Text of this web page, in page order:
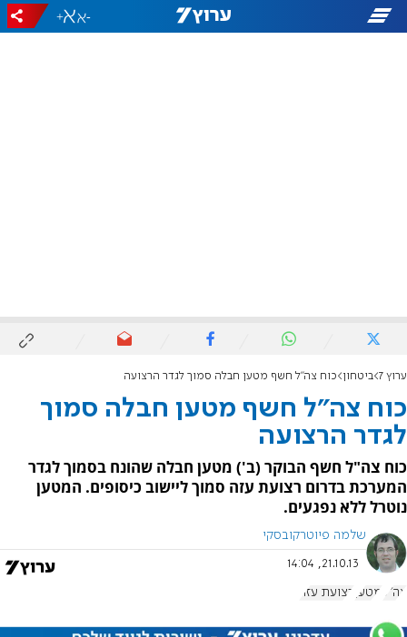
-
+
ערוץ 7 ביטחון כוח צה"ל חשף מטען חבלה סמוך לגדר הרצועה
כוח צה"ל חשף מטען חבלה סמוך
לגדר הרצועה
כוח צה"ל חשף הבוקר (ב') מטען חבלה שהונח בסמוך לגדר
המערכת בדרום רצועת עזה סמוך ליישוב כיסופים. המטען
נוטרל ללא נפגעים.
שלמה פיוטרקובסקי
21.10.13, 14:04
צה"ל מטען רצועת עזה